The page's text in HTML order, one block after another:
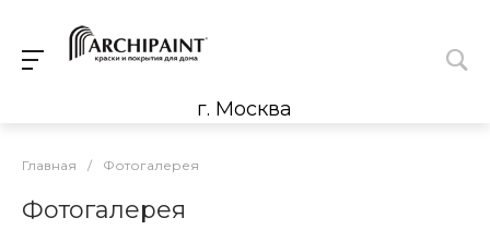
г. Москва
Главная / Фотогалерея
Фотогалерея